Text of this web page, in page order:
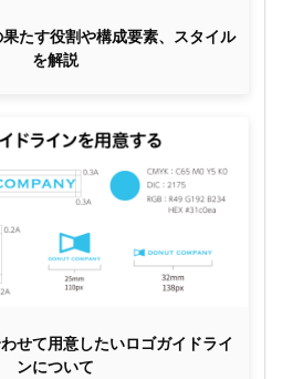
たす役割や構成要素、スタイル
を解説
せて用意したいロゴガイドライ
ンについて